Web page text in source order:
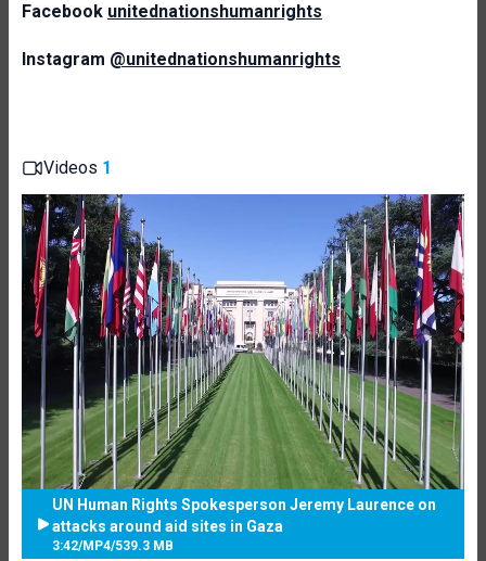
Facebook unitednationshumanrights
Instagram @unitednationshumanrights
Videos 1
UN Human Rights Spokesperson Jeremy Laurence on
attacks around aid sites in Gaza
3:42/MP4/539.3 MB